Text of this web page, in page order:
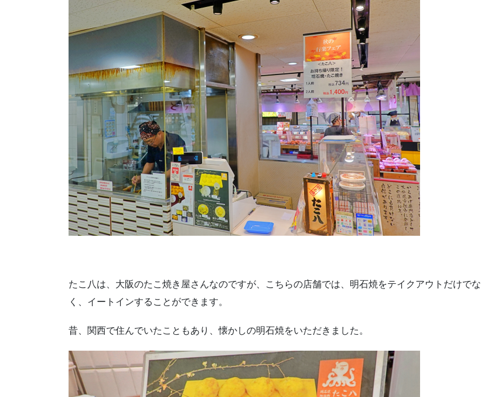
たこ八は、大阪のたこ焼き屋さんなのですが、こちらの店舗では、明石焼をテイクアウトだけでな
く、イートインすることができます。
昔、関西で住んでいたこともあり、懐かしの明石焼をいただきました。